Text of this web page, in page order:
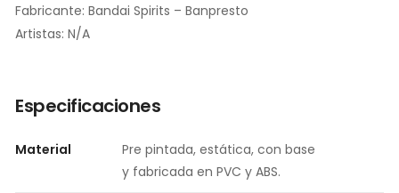
Fabricante: Bandai Spirits – Banpresto
Artistas: N/A
Especificaciones
Material
Pre pintada, estática, con base
y fabricada en PVC y ABS.